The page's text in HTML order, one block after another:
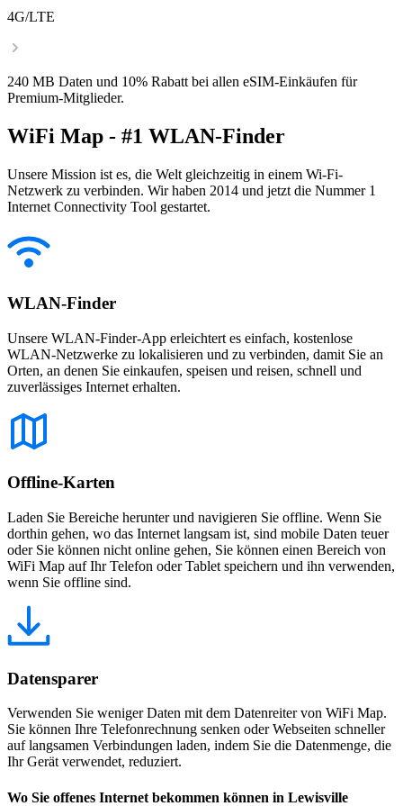
4G/LTE
240 MB Daten und 10% Rabatt bei allen eSIM-Einkäufen für
Premium-Mitglieder.
WiFi Map - #1 WLAN-Finder
Unsere Mission ist es, die Welt gleichzeitig in einem Wi-Fi-
Netzwerk zu verbinden. Wir haben 2014 und jetzt die Nummer 1
Internet Connectivity Tool gestartet.
WLAN-Finder
Unsere WLAN-Finder-App erleichtert es einfach, kostenlose
WLAN-Netzwerke zu lokalisieren und zu verbinden, damit Sie an
Orten, an denen Sie einkaufen, speisen und reisen, schnell und
zuverlässiges Internet erhalten.
Offline-Karten
Laden Sie Bereiche herunter und navigieren Sie offline. Wenn Sie
dorthin gehen, wo das Internet langsam ist, sind mobile Daten teuer
oder Sie können nicht online gehen, Sie können einen Bereich von
WiFi Map auf Ihr Telefon oder Tablet speichern und ihn verwenden,
wenn Sie offline sind.
Datensparer
Verwenden Sie weniger Daten mit dem Datenreiter von WiFi Map.
Sie können Ihre Telefonrechnung senken oder Webseiten schneller
auf langsamen Verbindungen laden, indem Sie die Datenmenge, die
Ihr Gerät verwendet, reduziert.
Wo Sie offenes Internet bekommen können in Lewisville